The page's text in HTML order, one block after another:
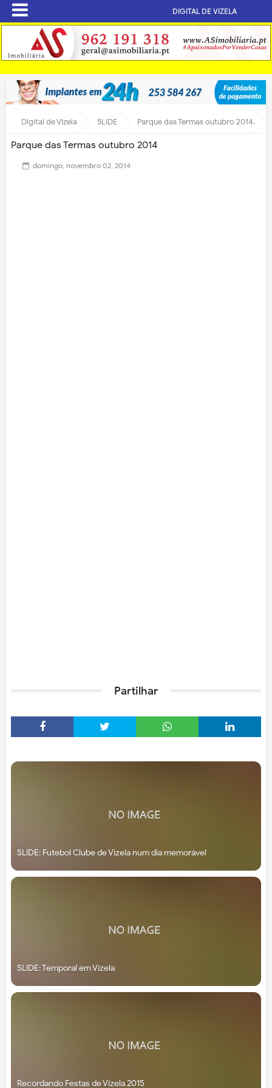
DIGITAL DE VIZELA
Digital de Vizela SLIDE Parque das Termas outubro 2014
Parque das Termas outubro 2014
domingo, novembro 02, 2014
Partilhar
SLIDE: Futebol Clube de Vizela num dia memorável
SLIDE: Temporal em Vizela
Recordando Festas de Vizela 2015